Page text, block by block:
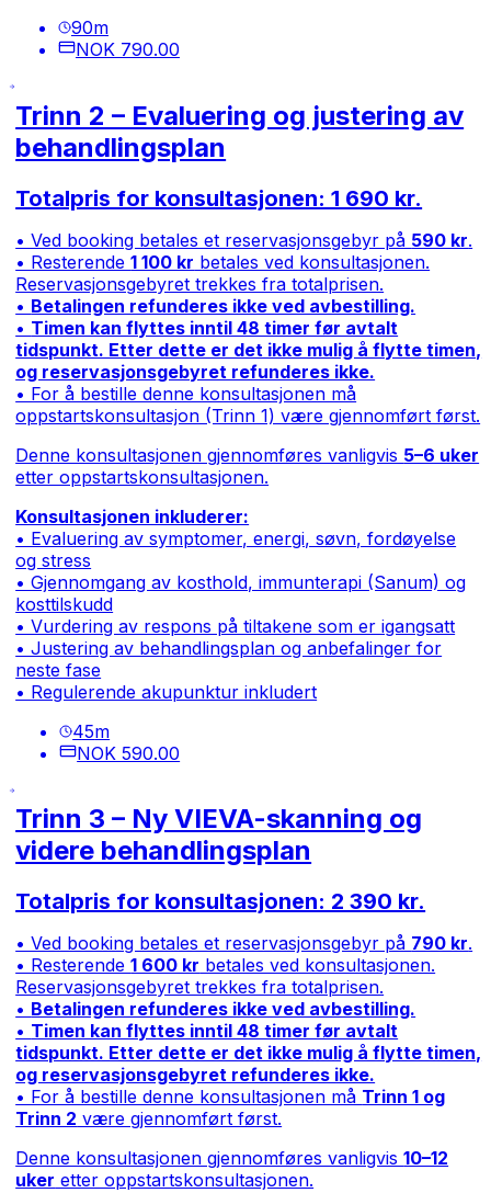
90m
NOK 790.00
Trinn 2 – Evaluering og justering av
behandlingsplan
Totalpris for konsultasjonen: 1 690 kr.
• Ved booking betales et reservasjonsgebyr på 590 kr.
• Resterende1 100 kr betales ved konsultasjonen.
Reservasjonsgebyret trekkes fra totalprisen.
• Betalingen refunderes ikke ved avbestilling.
• Timen kan flyttes inntil 48 timer før avtalt
tidspunkt. Etter dette er det ikke mulig å flytte timen,
og reservasjonsgebyret refunderes ikke.
• For å bestille denne konsultasjonen må
oppstartskonsultasjon (Trinn 1) være gjennomført først.
Denne konsultasjonen gjennomføres vanligvis 5–6 uker
etter oppstartskonsultasjonen.
Konsultasjonen inkluderer:
• Evaluering av symptomer, energi, søvn, fordøyelse
og stress
• Gjennomgang av kosthold, immunterapi (Sanum) og
kosttilskudd
• Vurdering av respons på tiltakene som er igangsatt
• Justering av behandlingsplan og anbefalinger for
neste fase
• Regulerende akupunktur inkludert
45m
NOK 590.00
Trinn 3 – Ny VIEVA-skanning og
videre behandlingsplan
Totalpris for konsultasjonen: 2 390 kr.
• Ved booking betales et reservasjonsgebyr på 790 kr.
• Resterende1 600 kr betales ved konsultasjonen.
Reservasjonsgebyret trekkes fra totalprisen.
• Betalingen refunderes ikke ved avbestilling.
• Timen kan flyttes inntil 48 timer før avtalt
tidspunkt. Etter dette er det ikke mulig å flytte timen,
og reservasjonsgebyret refunderes ikke.
• For å bestille denne konsultasjonen må Trinn 1 og
Trinn 2 være gjennomført først.
Denne konsultasjonen gjennomføres vanligvis10–12
uker etter oppstartskonsultasjonen.